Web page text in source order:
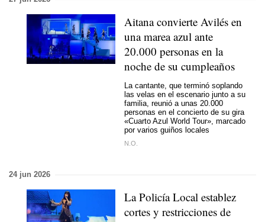
Aitana convierte Avilés en
una marea azul ante
20.000 personas en la
noche de su cumpleaños
La cantante, que terminó soplando
las velas en el escenario junto a su
familia, reunió a unas 20.000
personas en el concierto de su gira
«Cuarto Azul World Tour», marcado
por varios guiños locales
N.O.
24 jun 2026
La Policía Local establez
cortes y restricciones de